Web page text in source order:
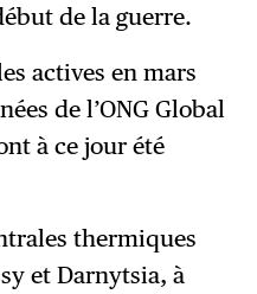
de la guerre.
actives en mars
de l’ONG Global
à ce jour été
thermiques
et Darnytsia, à